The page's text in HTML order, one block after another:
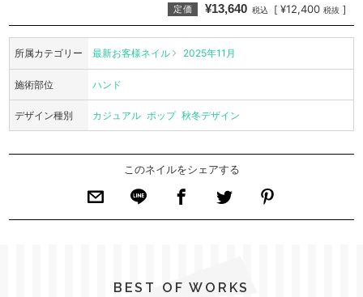
定価 ¥13,640 税込 [ ¥12,400 税抜 ]
所属カテゴリー 最新お客様ネイル 2025年11月
施術部位 ハンド
デザイン種別 カジュアル ポップ 秋冬デザイン
このネイルをシェアする
BEST OF WORKS